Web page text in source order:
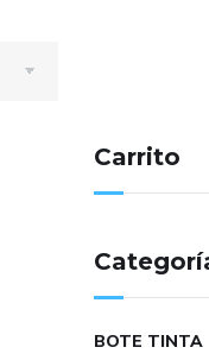
Carrito
BOTE TINTA